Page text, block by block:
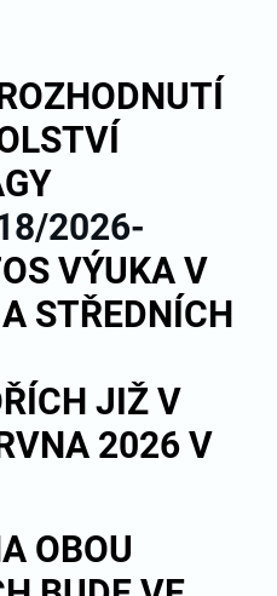
2026-
VÝUKA V
STŘEDNÍCH
JIŽ V
2026 V
OBOU